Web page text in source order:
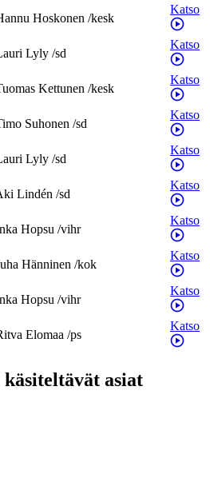
Hoskonen /kesk
Katso
Lyly /sd
Katso
Kettunen /kesk
Katso
Suhonen /sd
Katso
Lyly /sd
Katso
Lindén /sd
Katso
Hopsu /vihr
Katso
Hänninen /kok
Katso
Hopsu /vihr
Katso
Elomaa /ps
Katso
asiat